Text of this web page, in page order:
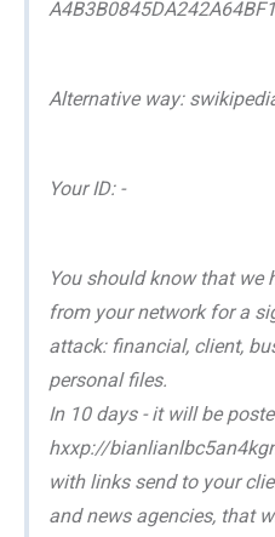
Alternative way:
Your ID: -
You should know that we
from your network for a
attack: financial, client,
personal files.
In 10 days - it will be
hxxp://
with links send to your
and news agencies, that